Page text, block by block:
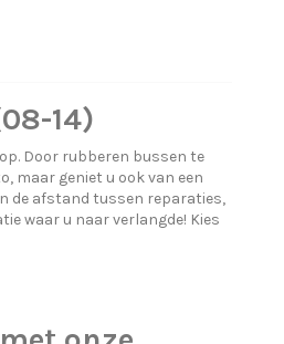
14)
Door rubberen bussen te
maar geniet u ook van een
de afstand tussen reparaties,
waar u naar verlangde! Kies